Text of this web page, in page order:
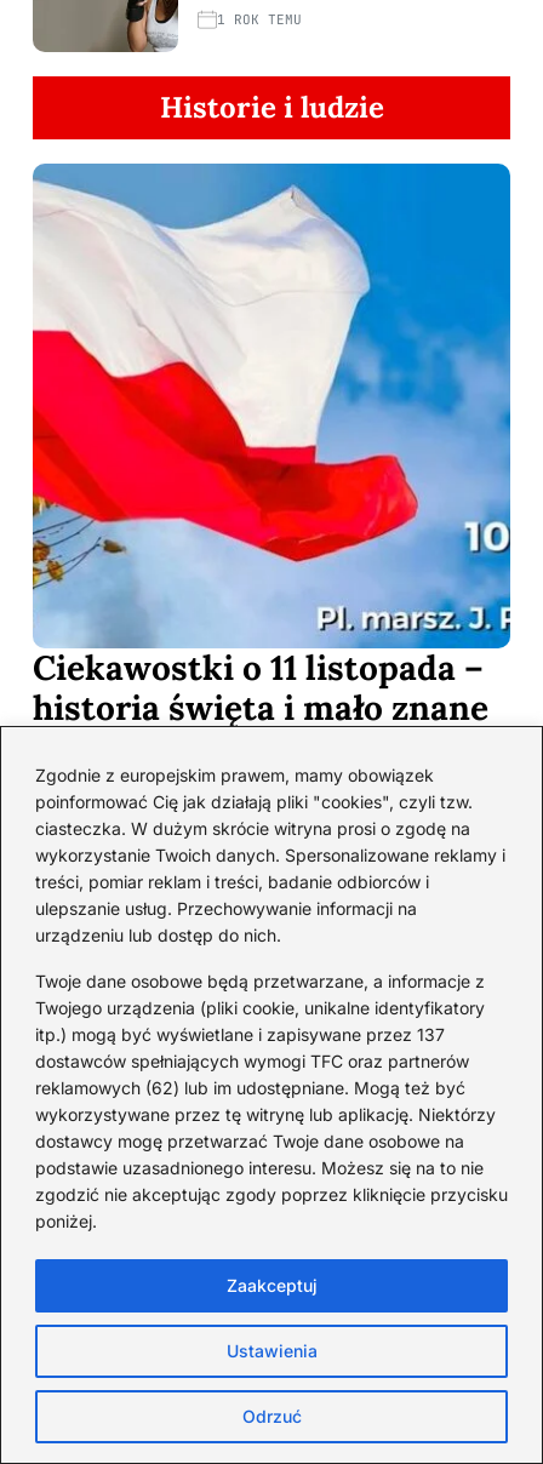
Zgodnie z europejskim prawem, mamy obowiązek
poinformować Cię jak działają pliki "cookies", czyli tzw.
ciasteczka. W dużym skrócie witryna prosi o zgodę na
wykorzystanie Twoich danych. Spersonalizowane reklamy i
treści, pomiar reklam i treści, badanie odbiorców i
ulepszanie usług. Przechowywanie informacji na
urządzeniu lub dostęp do nich.
Twoje dane osobowe będą przetwarzane, a informacje z
Twojego urządzenia (pliki cookie, unikalne identyfikatory
itp.) mogą być wyświetlane i zapisywane przez 137
dostawców spełniających wymogi TFC oraz partnerów
reklamowych (62) lub im udostępniane. Mogą też być
wykorzystywane przez tę witrynę lub aplikację. Niektórzy
dostawcy mogę przetwarzać Twoje dane osobowe na
podstawie uzasadnionego interesu. Możesz się na to nie
zgodzić nie akceptując zgody poprzez kliknięcie przycisku
poniżej.
Ustawienia
Odrzuć
Zaakceptuj
1 ROK TEMU
Historie i ludzie
Ciekawostki o 11 listopada –
historia święta i mało znane
2026-08-06
Mało znane: 4 czerwca 1989
— zaskakujące fakty
2026-08-03
Ciekawostki o 1. wojnie
światowej — mało znane
fakty i historie
2026-08-02
Zaskakujące ciekawostki o
Krzysztofie Kolumbie
2026-07-20
Wisławie Szymborskiej
Zaskakujące ciekawostki o
potopie szwedzkim
2026-07-15